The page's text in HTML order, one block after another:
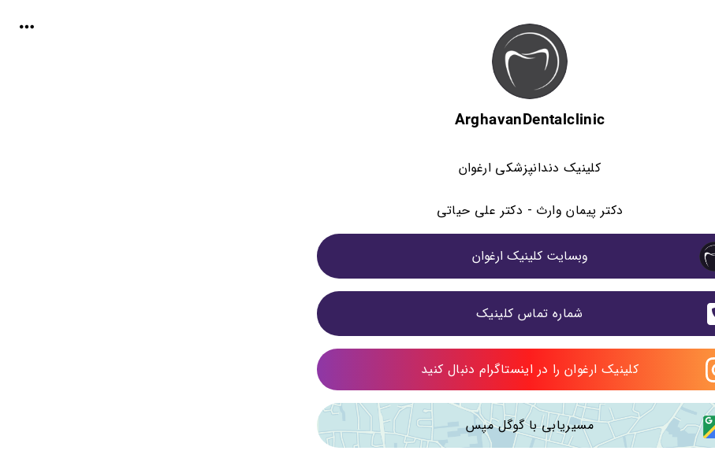
ArghavanDentalclinic
کلینیک دندانپزشکی ارغوان
دکتر پیمان وارث - دکتر علی حیاتی
وبسایت کلینیک ارغوان
شماره تماس کلینیک
کلینیک ارغوان را در اینستاگرام دنبال کنید
مسیریابی با گوگل مپس